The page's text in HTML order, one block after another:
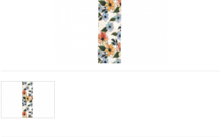
показваме
релевантно
съдържание
и реклами,
включително
с помощта